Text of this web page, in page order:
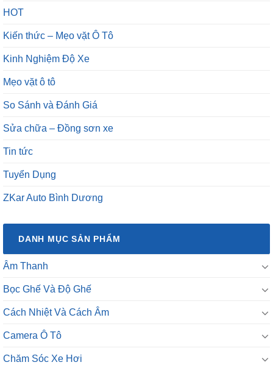
HOT
Kiến thức – Mẹo vặt Ô Tô
Kinh Nghiệm Độ Xe
Mẹo vặt ô tô
So Sánh và Đánh Giá
Sửa chữa – Đồng sơn xe
Tin tức
Tuyển Dụng
ZKar Auto Bình Dương
DANH MỤC SẢN PHẨM
Âm Thanh
Bọc Ghế Và Độ Ghế
Cách Nhiệt Và Cách Âm
Camera Ô Tô
Chăm Sóc Xe Hơi